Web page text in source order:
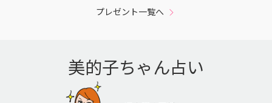
プレゼント一覧へ
美的子ちゃん占い